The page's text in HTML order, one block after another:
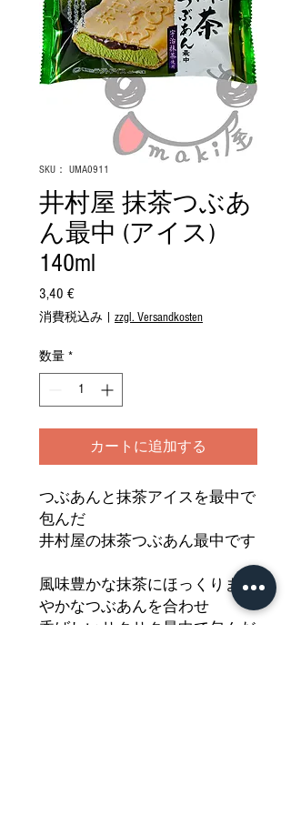
SKU： UMA0911
井村屋 抹茶つぶあ
ん最中 (アイス)
140ml
3,40 €価
格
消費税込み zzgl. Versandkosten
数量 *
カートに追加する
つぶあんと抹茶アイスを最中で
包んだ
井村屋の抹茶つぶあん最中です
風味豊かな抹茶にほっくりまろ
やかなつぶあんを合わせ
香ばしいサクサク最中で包んだ